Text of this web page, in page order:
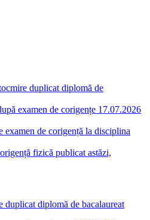
duplicat diplomă de
examen de corigențe 17.07.2026
examen de corigență la disciplina
fizică publicat astăzi,
duplicat diplomă de bacalaureat